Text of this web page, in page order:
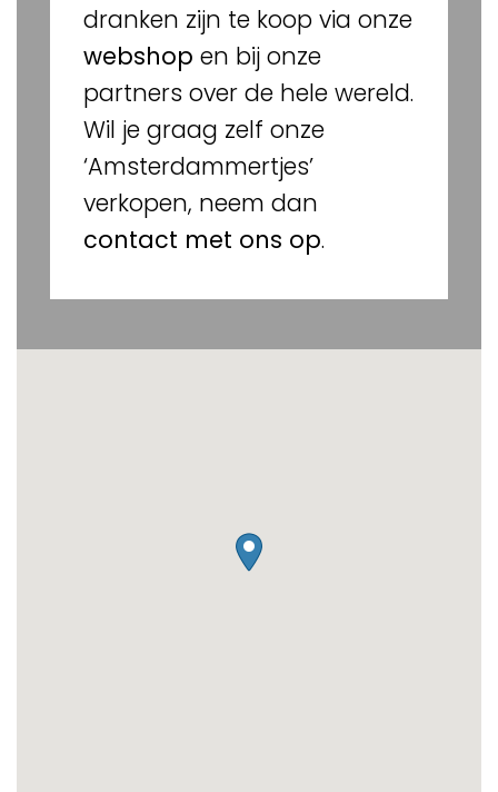
dranken zijn te koop via onze
webshop en bij onze
partners over de hele wereld.
Wil je graag zelf onze
‘Amsterdammertjes’
verkopen, neem dan
contact met ons op.